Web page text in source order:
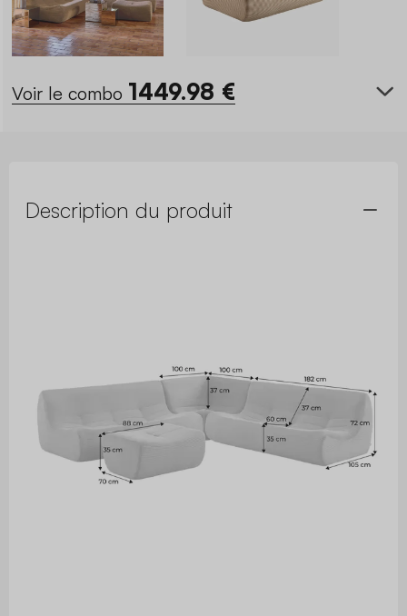
Voir le combo 1449.98 €
Description du produit